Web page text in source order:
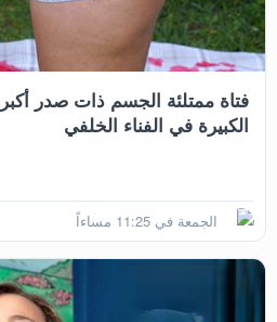
فتاة ممتلئة الجسم ذات صدر
الكبيرة في الفناء الخلفي
الجمعة في 11:25 مساءاً